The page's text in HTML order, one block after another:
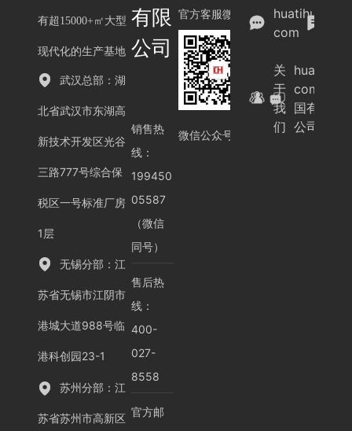
有超15000+㎡大型
现代化的生产基地
武汉总部：湖
北省武汉市东湖高
新技术开发区光谷
三路777号综合保
税区一号标准厂房
1层
无锡分部：江
苏省无锡市江阴市
港城大道988号临
港科创园23-1
苏州分部：江
苏省苏州市高新区
有限
公司
销售热
线：
199450
05587
（微信
同号）
售后热
线：
400-
027-
8558
官方邮
官方客服微信
微信公众号
huatihui.
com
关
于
我
们
huatihui.
com-中
国有限
公司